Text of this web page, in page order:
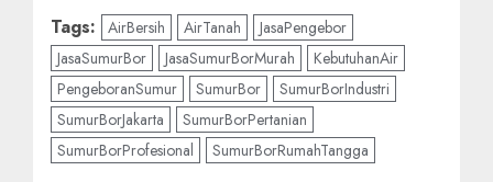
Tags: AirBersih AirTanah
JasaPengebor
JasaSumurBor
JasaSumurBorMurah
KebutuhanAir
PengeboranSumur
SumurBor
SumurBorIndustri
SumurBorJakarta
SumurBorPertanian
SumurBorProfesional
SumurBorRumahTangga